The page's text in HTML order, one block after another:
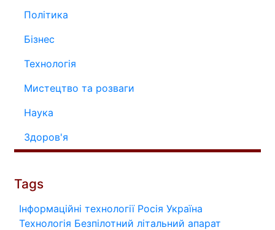
Політика
Бізнес
Технологія
Мистецтво та розваги
Наука
Здоров'я
Tags
Інформаційні технології Росія Україна
Технологія Безпілотний літальний апарат